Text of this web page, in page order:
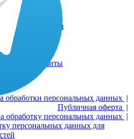
д, д. 8, офис 603
звонки по РФ)
| Реквизиты
обработки персональных данных |
Публичная оферта |
обработку персональных данных |
персональных данных для